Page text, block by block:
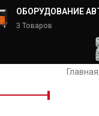
ОБОРУДОВАНИЕ
3 Товаров
Главная